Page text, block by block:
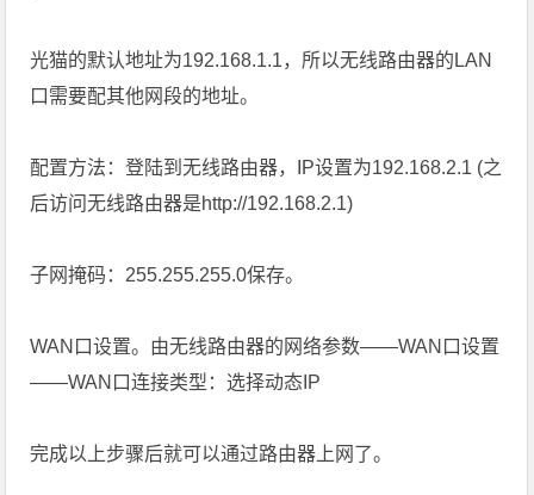
光猫的默认地址为192.168.1.1，所以无线路由器的LAN
口需要配其他网段的地址。
配置方法：登陆到无线路由器，IP设置为192.168.2.1 (之
后访问无线路由器是http://192.168.2.1)
子网掩码：255.255.255.0保存。
WAN口设置。由无线路由器的网络参数——WAN口设置
——WAN口连接类型：选择动态IP
完成以上步骤后就可以通过路由器上网了。